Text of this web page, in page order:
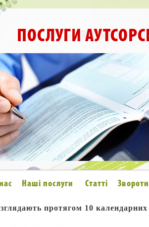
ПОСЛУГИ
Наші послуги Статті
протягом 10 календарних